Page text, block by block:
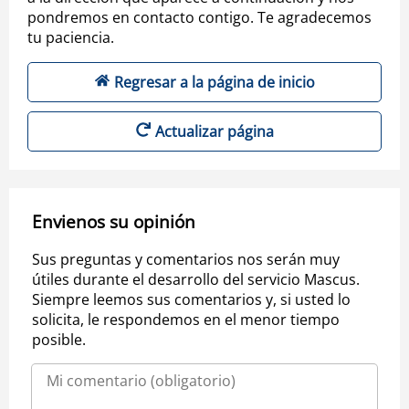
pondremos en contacto contigo. Te agradecemos
tu paciencia.
Regresar a la página de inicio
Actualizar página
Envienos su opinión
Sus preguntas y comentarios nos serán muy
útiles durante el desarrollo del servicio Mascus.
Siempre leemos sus comentarios y, si usted lo
solicita, le respondemos en el menor tiempo
posible.